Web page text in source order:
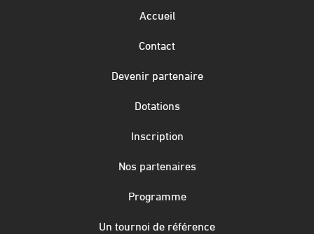
Accueil
Contact
Devenir partenaire
Dotations
Inscription
Nos partenaires
Programme
Un tournoi de référence